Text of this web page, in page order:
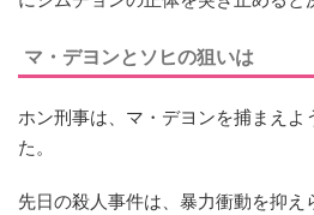
マ・デヨンとソヒの狙いは
ホン刑事は、マ・デヨンを捕まえよ
た。
先日の殺人事件は、暴力衝動を抑え